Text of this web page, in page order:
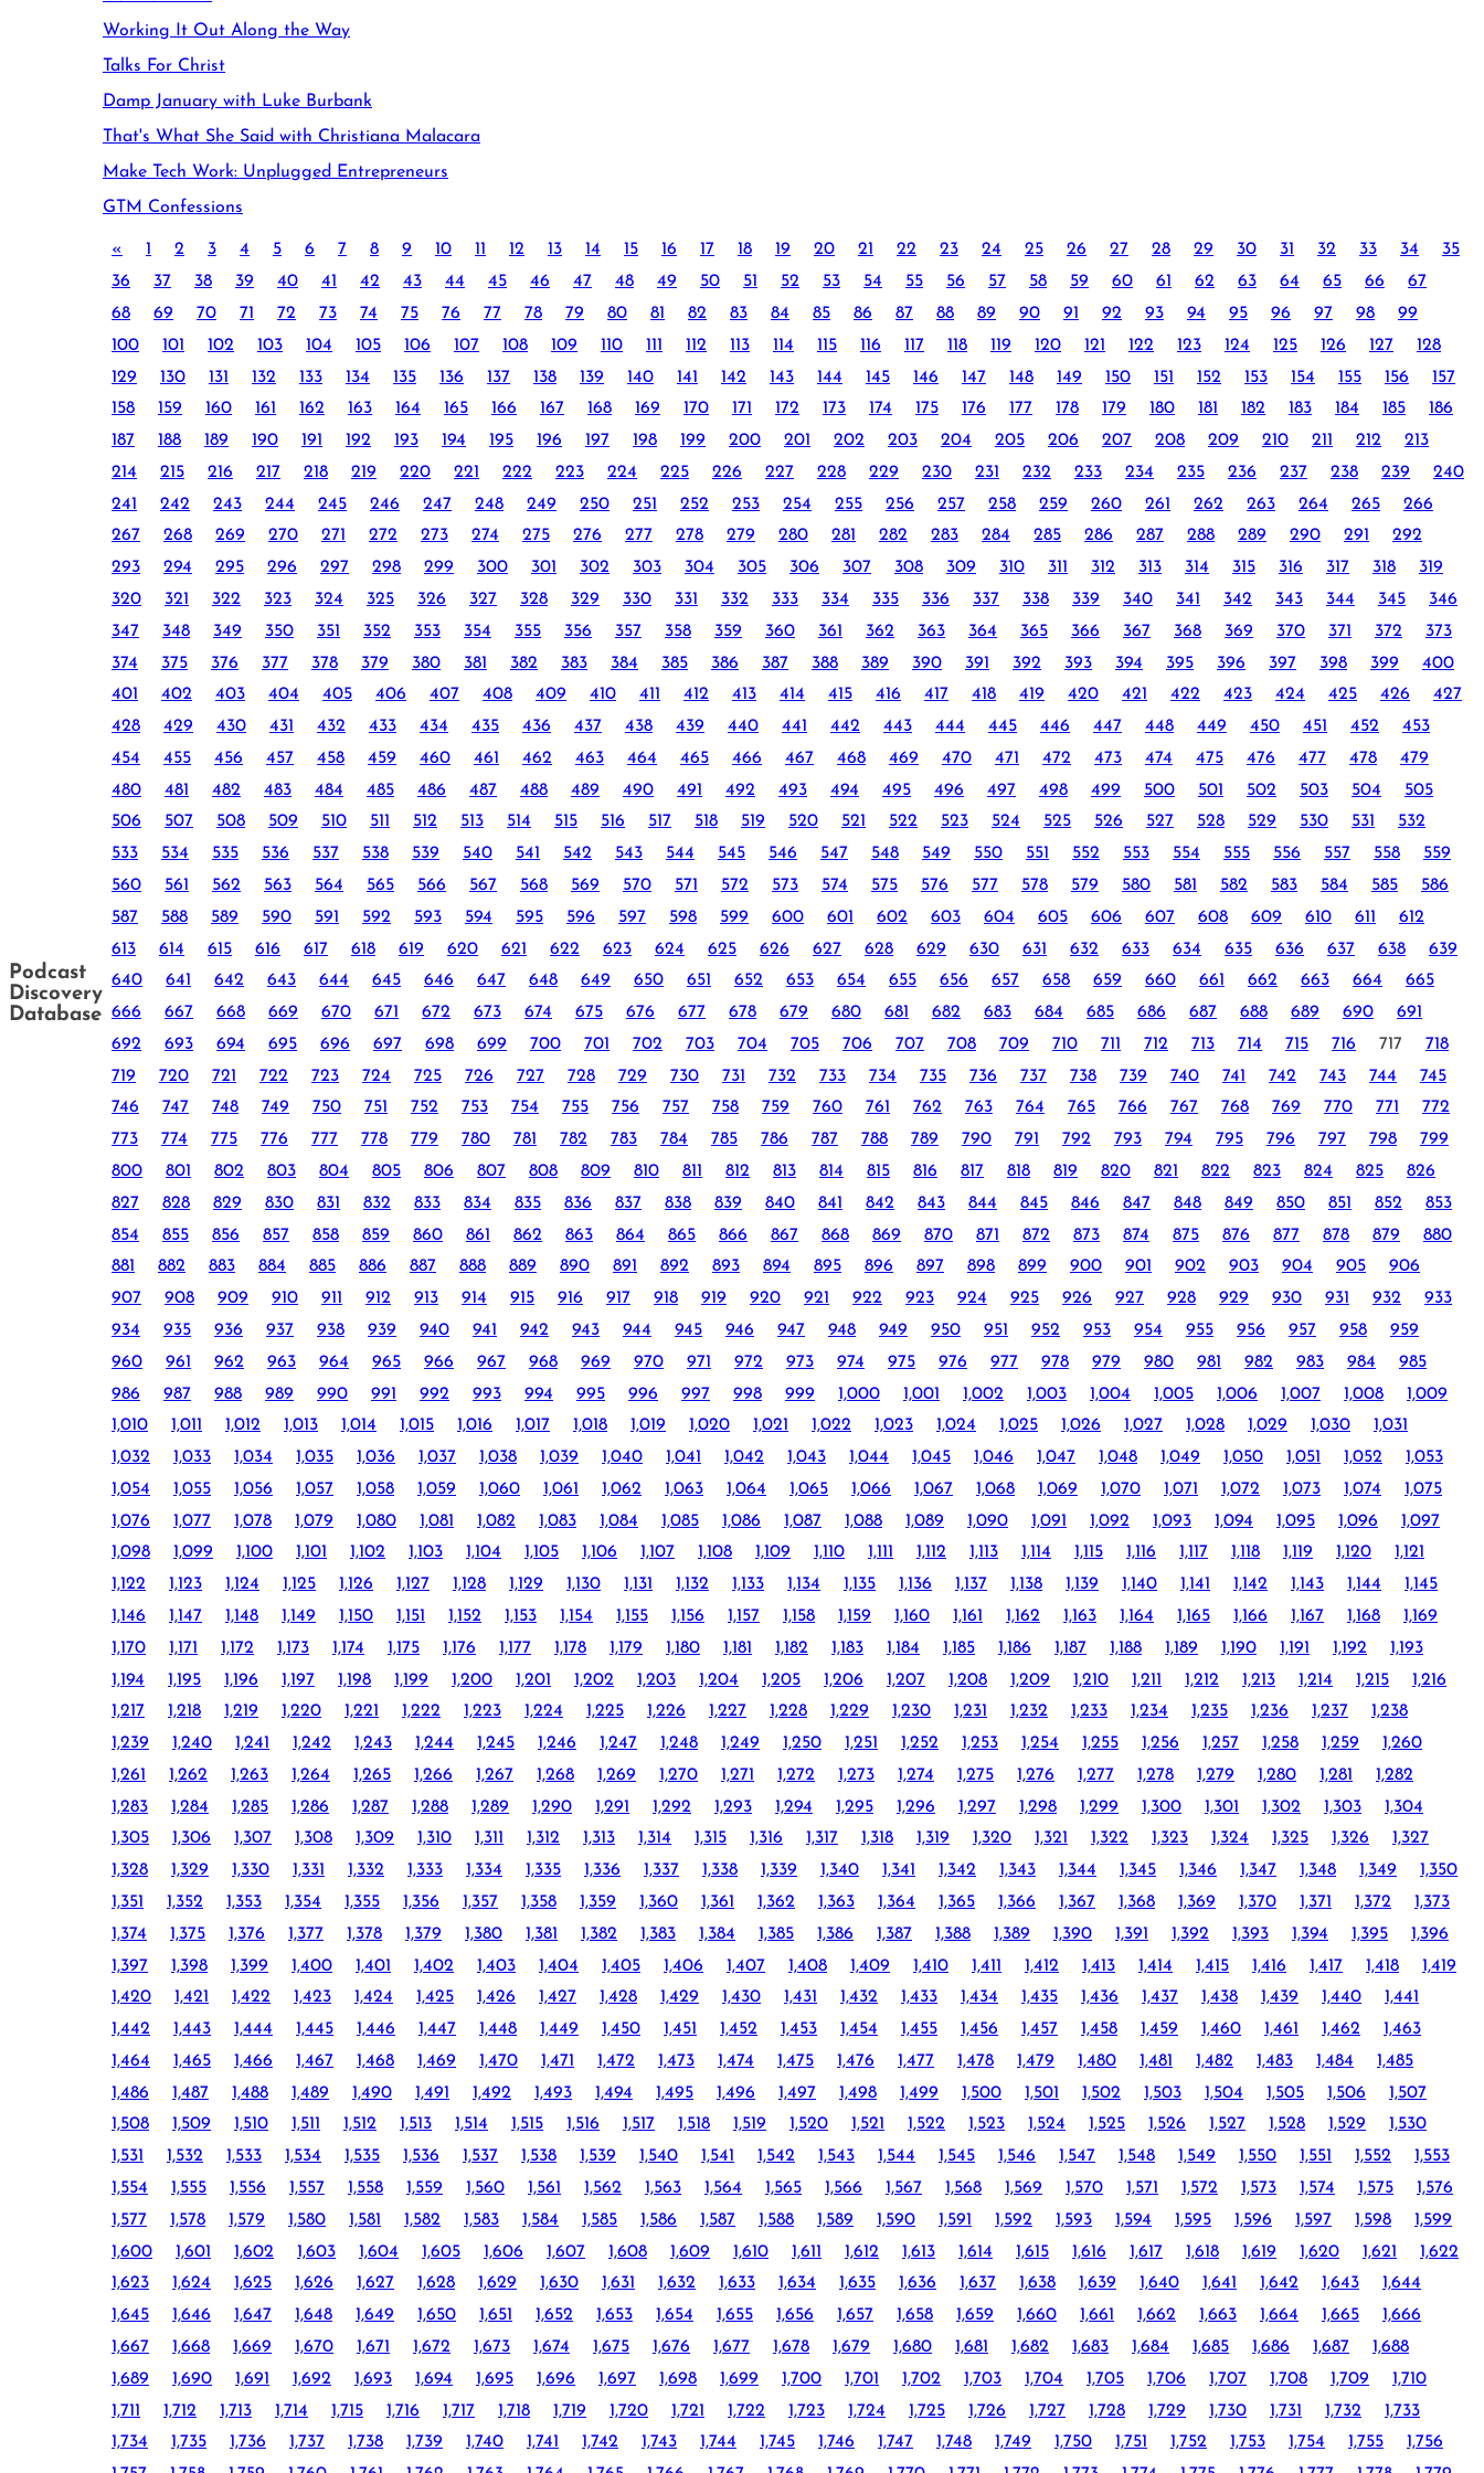
Podcast
Discovery
Database
Working It Out Along the Way
Talks For Christ
Damp January with Luke Burbank
That's What She Said with Christiana Malacara
Make Tech Work: Unplugged Entrepreneurs
GTM Confessions
« 1 2 3 4 5 6 7 8 9 10 11 12 13 14 15 16 17 18 19 20 21 22 23 24 25 26 27 28 29 30 31 32 33 34
35
36
37 38 39 40 41 42 43 44 45 46 47 48 49 50 51 52 53 54 55 56 57 58 59 60 61 62 63 64 65 66
67
68
69 70 71 72 73 74 75 76 77 78 79 80 81 82 83 84 85 86 87 88 89 90 91 92 93 94 95 96 97 98
99
100
101 102 103 104 105 106 107 108 109 110 111 112 113 114 115 116 117 118 119 120 121 122 123 124 125 126 127
128
129
130 131 132 133 134 135 136 137 138 139 140 141 142 143 144 145 146 147 148 149 150 151 152 153 154 155 156
157
158
159 160 161 162 163 164 165 166 167 168 169 170 171 172 173 174 175 176 177 178 179 180 181 182 183 184 185
186
187
188 189 190 191 192 193 194 195 196 197 198 199 200 201 202 203 204 205 206 207 208 209 210 211 212
213
214
215 216 217 218 219 220 221 222 223 224 225 226 227 228 229 230 231 232 233 234 235 236 237 238 239
240
241
242 243 244 245 246 247 248 249 250 251 252 253 254 255 256 257 258 259 260 261 262 263 264 265
266
267
268 269 270 271 272 273 274 275 276 277 278 279 280 281 282 283 284 285 286 287 288 289 290 291
292
293
294 295 296 297 298 299 300 301 302 303 304 305 306 307 308 309 310 311 312 313 314 315 316 317 318
319
320
321 322 323 324 325 326 327 328 329 330 331 332 333 334 335 336 337 338 339 340 341 342 343 344 345
346
347
348 349 350 351 352 353 354 355 356 357 358 359 360 361 362 363 364 365 366 367 368 369 370 371 372
373
374
375 376 377 378 379 380 381 382 383 384 385 386 387 388 389 390 391 392 393 394 395 396 397 398 399
400
401
402 403 404 405 406 407 408 409 410 411 412 413 414 415 416 417 418 419 420 421 422 423 424 425 426
427
428
429 430 431 432 433 434 435 436 437 438 439 440 441 442 443 444 445 446 447 448 449 450 451 452
453
454
455 456 457 458 459 460 461 462 463 464 465 466 467 468 469 470 471 472 473 474 475 476 477 478
479
480
481 482 483 484 485 486 487 488 489 490 491 492 493 494 495 496 497 498 499 500 501 502 503 504
505
506
507 508 509 510 511 512 513 514 515 516 517 518 519 520 521 522 523 524 525 526 527 528 529 530 531
532
533
534 535 536 537 538 539 540 541 542 543 544 545 546 547 548 549 550 551 552 553 554 555 556 557 558
559
560
561 562 563 564 565 566 567 568 569 570 571 572 573 574 575 576 577 578 579 580 581 582 583 584 585
586
587
588 589 590 591 592 593 594 595 596 597 598 599 600 601 602 603 604 605 606 607 608 609 610 611
612
613
614 615 616 617 618 619 620 621 622 623 624 625 626 627 628 629 630 631 632 633 634 635 636 637 638
639
640
641 642 643 644 645 646 647 648 649 650 651 652 653 654 655 656 657 658 659 660 661 662 663 664
665
666
667 668 669 670 671 672 673 674 675 676 677 678 679 680 681 682 683 684 685 686 687 688 689 690
691
692
693 694 695 696 697 698 699 700 701 702 703 704 705 706 707 708 709 710 711 712 713 714 715 716 717
718
719
720 721 722 723 724 725 726 727 728 729 730 731 732 733 734 735 736 737 738 739 740 741 742 743 744
745
746
747 748 749 750 751 752 753 754 755 756 757 758 759 760 761 762 763 764 765 766 767 768 769 770 771
772
773
774 775 776 777 778 779 780 781 782 783 784 785 786 787 788 789 790 791 792 793 794 795 796 797 798
799
800
801 802 803 804 805 806 807 808 809 810 811 812 813 814 815 816 817 818 819 820 821 822 823 824 825
826
827
828 829 830 831 832 833 834 835 836 837 838 839 840 841 842 843 844 845 846 847 848 849 850 851 852
853
854
855 856 857 858 859 860 861 862 863 864 865 866 867 868 869 870 871 872 873 874 875 876 877 878 879
880
881
882 883 884 885 886 887 888 889 890 891 892 893 894 895 896 897 898 899 900 901 902 903 904 905
906
907
908 909 910 911 912 913 914 915 916 917 918 919 920 921 922 923 924 925 926 927 928 929 930 931 932
933
934
935 936 937 938 939 940 941 942 943 944 945 946 947 948 949 950 951 952 953 954 955 956 957 958
959
960
961 962 963 964 965 966 967 968 969 970 971 972 973 974 975 976 977 978 979 980 981 982 983 984
985
986
987 988 989 990 991 992 993 994 995 996 997 998 999 1,000 1,001 1,002 1,003 1,004 1,005 1,006 1,007 1,008
1,009
1,010
1,011 1,012 1,013 1,014 1,015 1,016 1,017 1,018 1,019 1,020 1,021 1,022 1,023 1,024 1,025 1,026 1,027 1,028 1,029 1,030
1,031
1,032
1,033 1,034 1,035 1,036 1,037 1,038 1,039 1,040 1,041 1,042 1,043 1,044 1,045 1,046 1,047 1,048 1,049 1,050 1,051 1,052
1,053
1,054
1,055 1,056 1,057 1,058 1,059 1,060 1,061 1,062 1,063 1,064 1,065 1,066 1,067 1,068 1,069 1,070 1,071 1,072 1,073 1,074
1,075
1,076
1,077 1,078 1,079 1,080 1,081 1,082 1,083 1,084 1,085 1,086 1,087 1,088 1,089 1,090 1,091 1,092 1,093 1,094 1,095 1,096
1,097
1,098
1,099 1,100 1,101 1,102 1,103 1,104 1,105 1,106 1,107 1,108 1,109 1,110 1,111 1,112 1,113 1,114 1,115 1,116 1,117 1,118 1,119 1,120
1,121
1,122
1,123 1,124 1,125 1,126 1,127 1,128 1,129 1,130 1,131 1,132 1,133 1,134 1,135 1,136 1,137 1,138 1,139 1,140 1,141 1,142 1,143 1,144
1,145
1,146
1,147 1,148 1,149 1,150 1,151 1,152 1,153 1,154 1,155 1,156 1,157 1,158 1,159 1,160 1,161 1,162 1,163 1,164 1,165 1,166 1,167 1,168
1,169
1,170
1,171 1,172 1,173 1,174 1,175 1,176 1,177 1,178 1,179 1,180 1,181 1,182 1,183 1,184 1,185 1,186 1,187 1,188 1,189 1,190 1,191 1,192
1,193
1,194
1,195 1,196 1,197 1,198 1,199 1,200 1,201 1,202 1,203 1,204 1,205 1,206 1,207 1,208 1,209 1,210 1,211 1,212 1,213 1,214 1,215
1,216
1,217
1,218 1,219 1,220 1,221 1,222 1,223 1,224 1,225 1,226 1,227 1,228 1,229 1,230 1,231 1,232 1,233 1,234 1,235 1,236 1,237
1,238
1,239
1,240 1,241 1,242 1,243 1,244 1,245 1,246 1,247 1,248 1,249 1,250 1,251 1,252 1,253 1,254 1,255 1,256 1,257 1,258 1,259
1,260
1,261
1,262 1,263 1,264 1,265 1,266 1,267 1,268 1,269 1,270 1,271 1,272 1,273 1,274 1,275 1,276 1,277 1,278 1,279 1,280 1,281
1,282
1,283
1,284 1,285 1,286 1,287 1,288 1,289 1,290 1,291 1,292 1,293 1,294 1,295 1,296 1,297 1,298 1,299 1,300 1,301 1,302 1,303
1,304
1,305
1,306 1,307 1,308 1,309 1,310 1,311 1,312 1,313 1,314 1,315 1,316 1,317 1,318 1,319 1,320 1,321 1,322 1,323 1,324 1,325 1,326
1,327
1,328
1,329 1,330 1,331 1,332 1,333 1,334 1,335 1,336 1,337 1,338 1,339 1,340 1,341 1,342 1,343 1,344 1,345 1,346 1,347 1,348 1,349
1,350
1,351
1,352 1,353 1,354 1,355 1,356 1,357 1,358 1,359 1,360 1,361 1,362 1,363 1,364 1,365 1,366 1,367 1,368 1,369 1,370 1,371 1,372
1,373
1,374
1,375 1,376 1,377 1,378 1,379 1,380 1,381 1,382 1,383 1,384 1,385 1,386 1,387 1,388 1,389 1,390 1,391 1,392 1,393 1,394 1,395
1,396
1,397
1,398 1,399 1,400 1,401 1,402 1,403 1,404 1,405 1,406 1,407 1,408 1,409 1,410 1,411 1,412 1,413 1,414 1,415 1,416 1,417 1,418
1,419
1,420
1,421 1,422 1,423 1,424 1,425 1,426 1,427 1,428 1,429 1,430 1,431 1,432 1,433 1,434 1,435 1,436 1,437 1,438 1,439 1,440
1,441
1,442
1,443 1,444 1,445 1,446 1,447 1,448 1,449 1,450 1,451 1,452 1,453 1,454 1,455 1,456 1,457 1,458 1,459 1,460 1,461 1,462
1,463
1,464
1,465 1,466 1,467 1,468 1,469 1,470 1,471 1,472 1,473 1,474 1,475 1,476 1,477 1,478 1,479 1,480 1,481 1,482 1,483 1,484
1,485
1,486
1,487 1,488 1,489 1,490 1,491 1,492 1,493 1,494 1,495 1,496 1,497 1,498 1,499 1,500 1,501 1,502 1,503 1,504 1,505 1,506
1,507
1,508
1,509 1,510 1,511 1,512 1,513 1,514 1,515 1,516 1,517 1,518 1,519 1,520 1,521 1,522 1,523 1,524 1,525 1,526 1,527 1,528 1,529
1,530
1,531
1,532 1,533 1,534 1,535 1,536 1,537 1,538 1,539 1,540 1,541 1,542 1,543 1,544 1,545 1,546 1,547 1,548 1,549 1,550 1,551 1,552
1,553
1,554
1,555 1,556 1,557 1,558 1,559 1,560 1,561 1,562 1,563 1,564 1,565 1,566 1,567 1,568 1,569 1,570 1,571 1,572 1,573 1,574 1,575
1,576
1,577
1,578 1,579 1,580 1,581 1,582 1,583 1,584 1,585 1,586 1,587 1,588 1,589 1,590 1,591 1,592 1,593 1,594 1,595 1,596 1,597 1,598
1,599
1,600
1,601 1,602 1,603 1,604 1,605 1,606 1,607 1,608 1,609 1,610 1,611 1,612 1,613 1,614 1,615 1,616 1,617 1,618 1,619 1,620 1,621
1,622
1,623
1,624 1,625 1,626 1,627 1,628 1,629 1,630 1,631 1,632 1,633 1,634 1,635 1,636 1,637 1,638 1,639 1,640 1,641 1,642 1,643
1,644
1,645
1,646 1,647 1,648 1,649 1,650 1,651 1,652 1,653 1,654 1,655 1,656 1,657 1,658 1,659 1,660 1,661 1,662 1,663 1,664 1,665
1,666
1,667
1,668 1,669 1,670 1,671 1,672 1,673 1,674 1,675 1,676 1,677 1,678 1,679 1,680 1,681 1,682 1,683 1,684 1,685 1,686 1,687
1,688
1,689
1,690 1,691 1,692 1,693 1,694 1,695 1,696 1,697 1,698 1,699 1,700 1,701 1,702 1,703 1,704 1,705 1,706 1,707 1,708 1,709
1,710
1,711
1,712 1,713 1,714 1,715 1,716 1,717 1,718 1,719 1,720 1,721 1,722 1,723 1,724 1,725 1,726 1,727 1,728 1,729 1,730 1,731 1,732
1,733
1,734
1,735 1,736 1,737 1,738 1,739 1,740 1,741 1,742 1,743 1,744 1,745 1,746 1,747 1,748 1,749 1,750 1,751 1,752 1,753 1,754 1,755
1,756